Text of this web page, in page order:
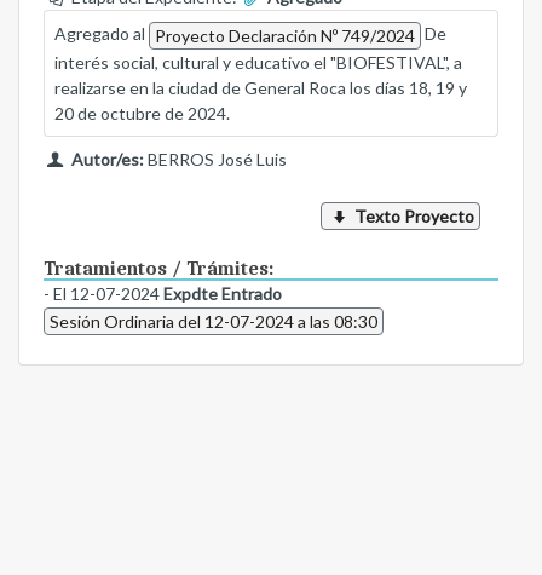
Agregado al Proyecto Declaración Nº 749/2024 De
interés social, cultural y educativo el "BIOFESTIVAL", a
realizarse en la ciudad de General Roca los días 18, 19 y
20 de octubre de 2024.
Autor/es:BERROS José Luis
Texto Proyecto
Tratamientos / Trámites:
- El 12-07-2024Expdte Entrado
Sesión Ordinaria del 12-07-2024 a las 08:30